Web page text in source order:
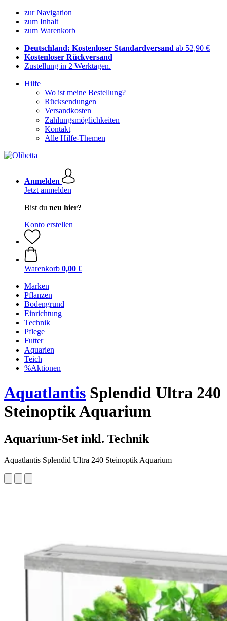
zur Navigation
zum Inhalt
zum Warenkorb
Deutschland: Kostenloser Standardversand ab 52,90 €
Kostenloser Rückversand
Zustellung in 2 Werktagen.
Hilfe
Wo ist meine Bestellung?
Rücksendungen
Versandkosten
Zahlungsmöglichkeiten
Kontakt
Alle Hilfe-Themen
Anmelden
Jetzt anmelden
Bist du neu hier?
Konto erstellen
Warenkorb 0,00 €
Marken
Pflanzen
Bodengrund
Einrichtung
Technik
Pflege
Futter
Aquarien
Teich
%Aktionen
Aquatlantis Splendid Ultra 240
Steinoptik Aquarium
Aquarium-Set inkl. Technik
Aquatlantis Splendid Ultra 240 Steinoptik Aquarium